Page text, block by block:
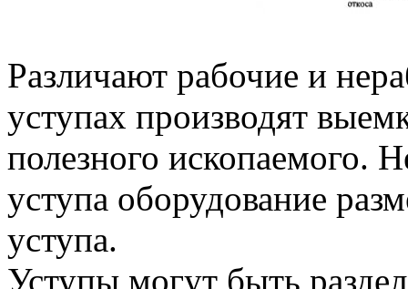
Различают рабочие и
уступах производят
полезного ископаемого.
уступа оборудование
уступа.
Уступы могут быть